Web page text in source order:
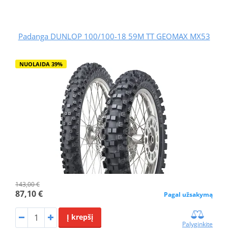
Padanga DUNLOP 100/100-18 59M TT GEOMAX MX53
NUOLAIDA 39%
143,00 €
87,10 € Pagal užsakymą
Į krepšį
Palyginkite